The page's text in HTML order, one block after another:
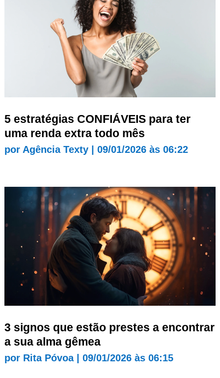
5 estratégias CONFIÁVEIS para ter
uma renda extra todo mês
por Agência Texty| 09/01/2026 às 06:22
3 signos que estão prestes a encontrar
a sua alma gêmea
por Rita Póvoa| 09/01/2026 às 06:15